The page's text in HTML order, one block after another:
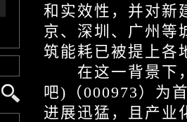
和实效性，并对新
京、深圳、广州等
筑能耗已被提上各
在这一背景下，
吧)（000973）为
进展迅猛，且产业